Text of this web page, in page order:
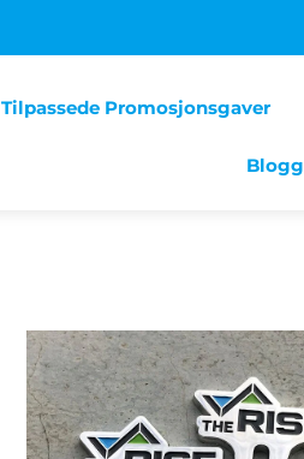
Tilpassede Promosjonsgaver
Blogg